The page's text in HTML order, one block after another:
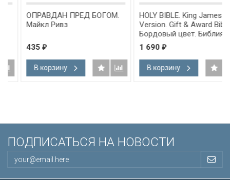
ОПРАВДАН ПРЕД БОГОМ.
Майкл Ривз
435₽
В корзину
HOLY BIBLE. King James
Version. Gift & Award Bible.
Бордовый цвет. Библия
Короля Иакова на
английском языке.
Словарь, карты, закладка,
подарочная вкладка, слова
Иисуса выделены красным
1 690₽
В корзину
ПОДПИСАТЬСЯ НА НОВОСТИ